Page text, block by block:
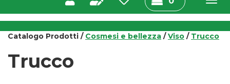
inseriti
Catalogo Prodotti / Cosmesi e bellezza /Viso / Trucco
Trucco